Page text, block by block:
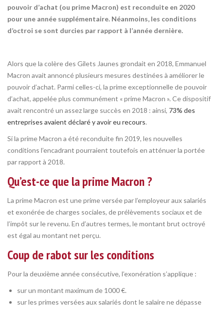
pouvoir d’achat (ou prime Macron) est reconduite en 2020
pour une année supplémentaire. Néanmoins, les conditions
d’octroi se sont durcies par rapport à l’année dernière.
Alors que la colère des Gilets Jaunes grondait en 2018, Emmanuel
Macron avait annoncé plusieurs mesures destinées à améliorer le
pouvoir d’achat. Parmi celles-ci, la prime exceptionnelle de pouvoir
d’achat, appelée plus communément « prime Macron ». Ce dispositif
avait rencontré un assez large succès en 2018 : ainsi, 73% des
entreprises avaient déclaré y avoir eu recours.
Si la prime Macron a été reconduite fin 2019, les nouvelles
conditions l’encadrant pourraient toutefois en atténuer la portée
par rapport à 2018.
Qu’est-ce que la prime Macron ?
La prime Macron est une prime versée par l’employeur aux salariés
et exonérée de charges sociales, de prélèvements sociaux et de
l’impôt sur le revenu. En d’autres termes, le montant brut octroyé
est égal au montant net perçu.
Coup de rabot sur les conditions
Pour la deuxième année consécutive, l’exonération s’applique :
sur un montant maximum de 1000 €.
sur les primes versées aux salariés dont le salaire ne dépasse